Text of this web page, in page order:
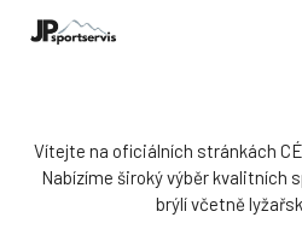
Vítejte na oficiálních stránkách
Nabízíme široký výběr kvalitních
brýlí včetně